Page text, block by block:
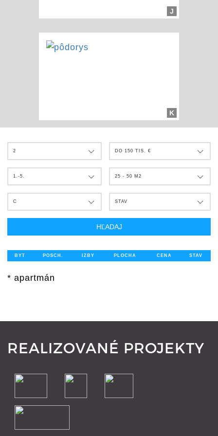
J
K
2 DO 150 TIS. €
1.-5. 25 - 50 M2
C STAV
HĽADAJ
BYT POSCH. IZBY PLOCHA CENA STAV
* apartmán
REALIZOVANÉ PROJEKTY